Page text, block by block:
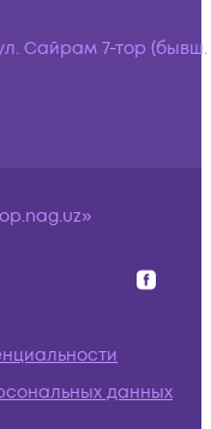
Сайрам 7-тор (бывш.
данных